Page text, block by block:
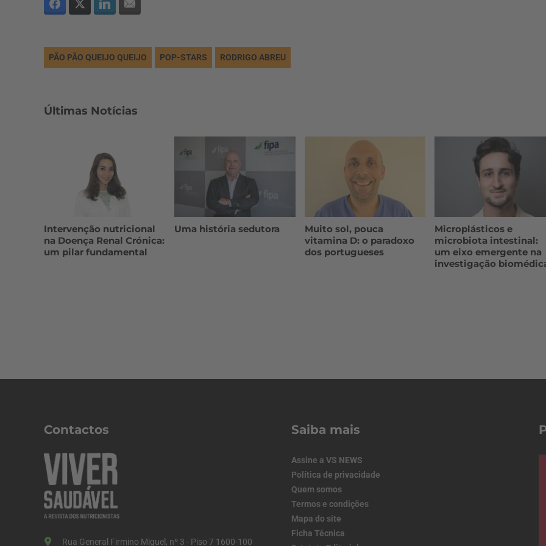
PÃO PÃO QUEIJO QUEIJO POP-STARS RODRIGO ABREU
Últimas Notícias
Intervenção nutricional
na Doença Renal Crónica:
um pilar fundamental
Uma história sedutora
Muito sol, pouca
vitamina D: o paradoxo
dos portugueses
Microplásticos e
microbiota intestinal:
um eixo emergente na
investigação
Contactos
Rua General Firmino Miguel, nº 3 - Piso 7 1600-100
Saiba mais
Assine a VS NEWS
Política de privacidade
Quem somos
Termos e condições
Mapa do site
Ficha Técnica